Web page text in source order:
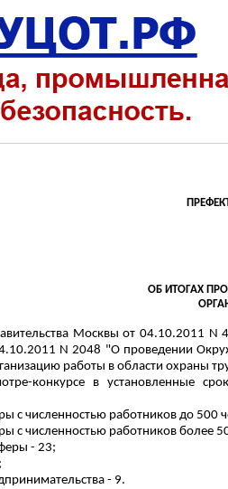
ОБ ИТОГАХ
Москвы от 04.10.2011
N 2048 "О проведении
работы в области охраны
конкурсе в установленные
с численностью работников до 500
с численностью работников более
- 23;
- 9.